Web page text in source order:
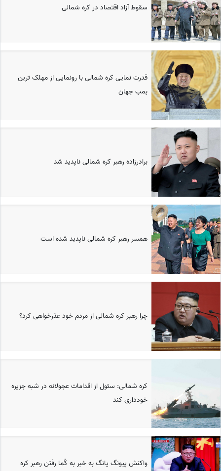
سقوط آزاد اقتصاد در کره شمالی
قدرت نمایی کره شمالی با رونمایی از مهلک ترین
بمب جهان
برادرزاده رهبر کره شمالی ناپدید شد
همسر رهبر کره شمالی ناپدید شده است
چرا رهبر کره شمالی از مردم خود عذرخواهی کرد؟
کره شمالی: سئول از اقدامات عجولانه در شبه جزیره
خودداری کند
واکنش پیونگ یانگ به خبر به کُما رفتن رهبر کره